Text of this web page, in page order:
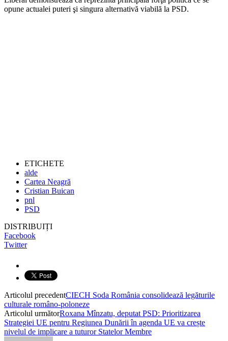
opune actualei puteri şi singura alternativă viabilă la PSD.
ETICHETE
alde
Cartea Neagră
Cristian Buican
pnl
PSD
DISTRIBUIȚI
Facebook
Twitter
Articolul precedentCIECH Soda România consolidează legăturile
culturale româno-poloneze
Articolul următorRoxana Mînzatu, deputat PSD: Prioritizarea
Strategiei UE pentru Regiunea Dunării în agenda UE va crește
nivelul de implicare a tuturor Statelor Membre